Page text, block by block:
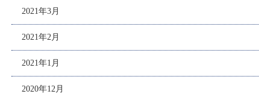
2021年3月
2021年2月
2021年1月
2020年12月